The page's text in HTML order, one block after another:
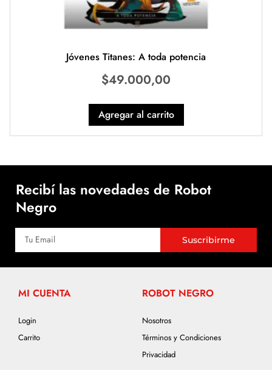
Jóvenes Titanes: A toda potencia
$49.000,00
Agregar al carrito
Recibí las novedades de Robot
Negro
Suscribirme
MI CUENTA
Login
Carrito
ROBOT NEGRO
Nosotros
Términos y Condiciones
Privacidad